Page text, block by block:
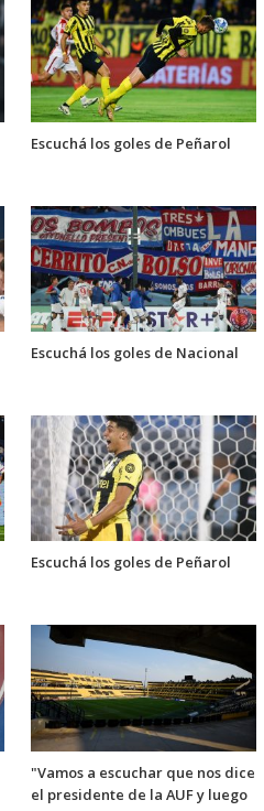
Escuchá los goles de Peñarol
Escuchá los goles de Nacional
Escuchá los goles de Peñarol
"Vamos a escuchar que nos dice
el presidente de la AUF y luego